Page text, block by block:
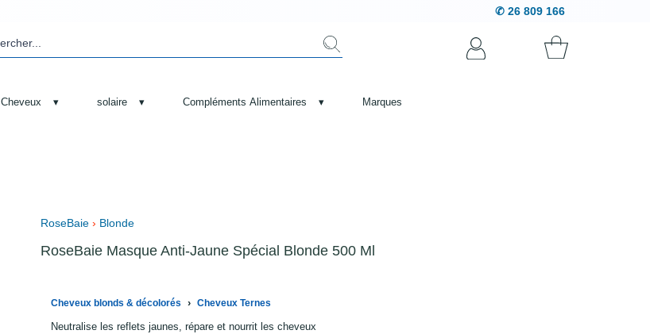
✆ 26 809 166
Cheveux ▾ solaire ▾ Compléments Alimentaires ▾ Marques
RoseBaie › Blonde
RoseBaie Masque Anti-Jaune Spécial Blonde 500 Ml
Cheveux blonds & décolorés › Cheveux Ternes
Neutralise les reflets jaunes, répare et nourrit les cheveux